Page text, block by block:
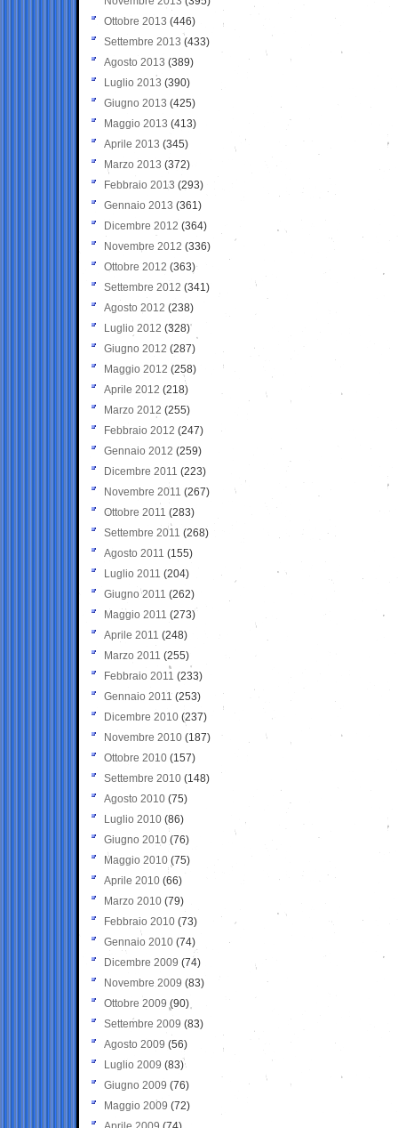
Ottobre 2013 (446)
Settembre 2013 (433)
Agosto 2013 (389)
Luglio 2013 (390)
Giugno 2013 (425)
Maggio 2013 (413)
Aprile 2013 (345)
Marzo 2013 (372)
Febbraio 2013 (293)
Gennaio 2013 (361)
Dicembre 2012 (364)
Novembre 2012 (336)
Ottobre 2012 (363)
Settembre 2012 (341)
Agosto 2012 (238)
Luglio 2012 (328)
Giugno 2012 (287)
Maggio 2012 (258)
Aprile 2012 (218)
Marzo 2012 (255)
Febbraio 2012 (247)
Gennaio 2012 (259)
Dicembre 2011 (223)
Novembre 2011 (267)
Ottobre 2011 (283)
Settembre 2011 (268)
Agosto 2011 (155)
Luglio 2011 (204)
Giugno 2011 (262)
Maggio 2011 (273)
Aprile 2011 (248)
Marzo 2011 (255)
Febbraio 2011 (233)
Gennaio 2011 (253)
Dicembre 2010 (237)
Novembre 2010 (187)
Ottobre 2010 (157)
Settembre 2010 (148)
Agosto 2010 (75)
Luglio 2010 (86)
Giugno 2010 (76)
Maggio 2010 (75)
Aprile 2010 (66)
Marzo 2010 (79)
Febbraio 2010 (73)
Gennaio 2010 (74)
Dicembre 2009 (74)
Novembre 2009 (83)
Ottobre 2009 (90)
Settembre 2009 (83)
Agosto 2009 (56)
Luglio 2009 (83)
Giugno 2009 (76)
Maggio 2009 (72)